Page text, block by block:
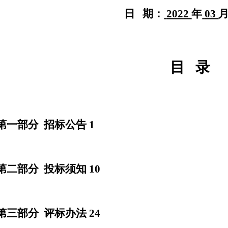
日 期： 2022年 03 月
目 录
一部分 招标公告 1
二部分 投标须知 10
三部分 评标办法 24